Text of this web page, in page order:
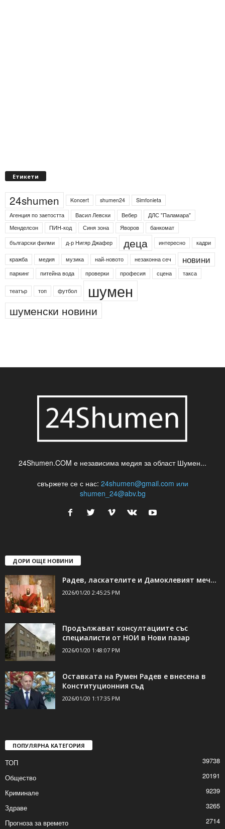
Етикети
24shumen Koncert shumen24
Simfonieta
Агенция по заетостта
Васил Левски Вебер
ДЛС "Паламара"
Менделсон
ПИН-код Синя зона Яворов
банкомат
български филми
д-р Нигяр Джафер деца интересно кадри
кражба медия музика най-новото незаконна сеч новини
паркинг питейна вода проверки професия сцена такса
театър топ футбол шумен
шуменски новини
24Shumen.COM е независима медия за област Шумен...
свържете се с нас: 24shumen@gmail.com или
shumen_24@abv.bg
ДОРИ ОЩЕ НОВИНИ
Радев, ласкателите и Дамоклевият меч…
2026/01/20 2:45:25 PM
Продължават консултациите със
специалисти от НОИ в Нови пазар
2026/01/20 1:48:07 PM
Оставката на Румен Радев е внесена в
Конституционния съд
2026/01/20 1:17:35 PM
ПОПУЛЯРНА КАТЕГОРИЯ
ТОП
39738
Общество
20191
Криминале
9239
Здраве
3265
Прогноза за времето
2714